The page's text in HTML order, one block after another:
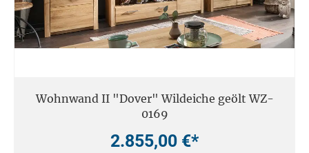
Wohnwand II "Dover" Wildeiche geölt WZ-
0169
2.855,00 €*